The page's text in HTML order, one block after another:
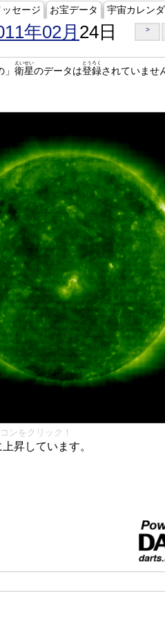
セージ お宝データ 宇宙カレン
年02月 24日 >
衛星
えいせい
のデータは登録
とうろく
されていませ
ンをクリック！
昇しています。